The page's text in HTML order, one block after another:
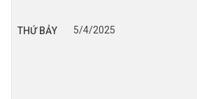
THỨ BẢY 5/4/2025